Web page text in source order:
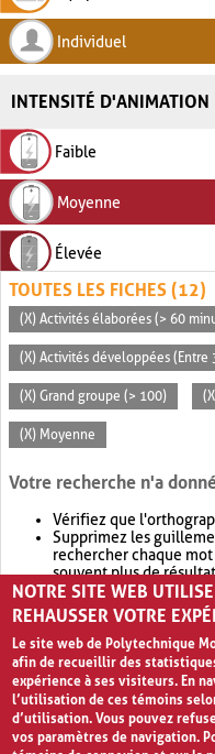
Individuel
INTENSITÉ D'ANIMATION
Faible
Moyenne
Élevée
TOUTES LES FICHES (12)
(X) Activités élaborées (> 60
(X) Activités développées (Entre
(X) Grand groupe (> 100)
(X) Moyenne
Votre recherche n'a
Vérifiez que
Supprimez les
rechercher chaque
souvent plus de
Envisagez d'élargir
retournera souvent
NOTRE SITE WEB
REHAUSSER VOTRE
Le site web de Polytechnique
afin de recueillir des
expérience à ses visiteurs. En
l’utilisation de ces témoins
d’utilisation. Vous pouvez
vos paramètres de navigation.